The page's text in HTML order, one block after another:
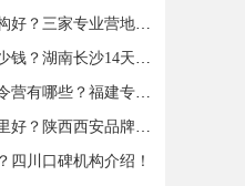
天津军事夏令营哪个机构好？三家专业营地简介一览！
黄埔军校军事夏令营多少钱？湖南长沙14天价格明细
厦门口碑最好的军事夏令营有哪些？福建专业品牌推荐！
黄埔军校军事夏令营哪里好？陕西西安品牌机构推荐！
四川口碑机构介绍！